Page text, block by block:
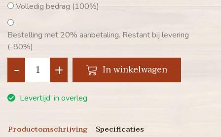
Volledig bedrag (100%)
Bestelling met 20% aanbetaling. Restant bij levering
(-80%)
+
- In winkelwagen
Levertijd: in overleg
Productomschrijving Specificaties